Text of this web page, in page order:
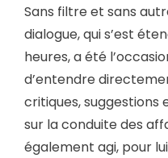
Sans filtre et sans
dialogue, qui s’est
heures, a été
d’entendre
critiques, suggestions
sur la conduite des
également agi, pour